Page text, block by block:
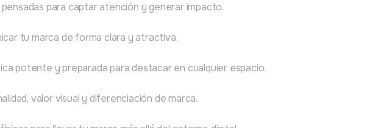
para captar atención y generar impacto.
tu marca de forma clara y atractiva.
potente y preparada para destacar en cualquier espacio.
valor visual y diferenciación de marca.